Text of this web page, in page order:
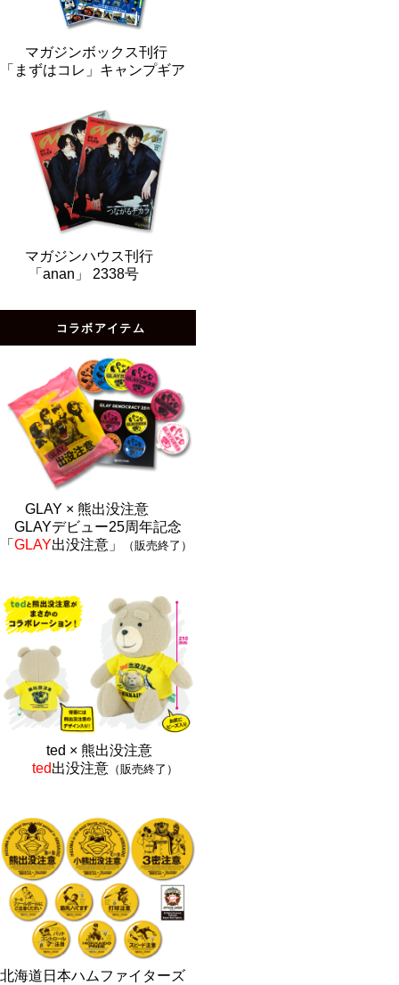
マガジンボックス刊行
「まずはコレ」キャンプギア
マガジンハウス刊行
「anan」 2338号
コラボアイテム
GLAY × 熊出没注意
GLAYデビュー25周年記念
「 GLAY出没注意」 （販売終了）
ted × 熊出没注意
ted出没注意 （販売終了）
北海道日本ハムファイターズ